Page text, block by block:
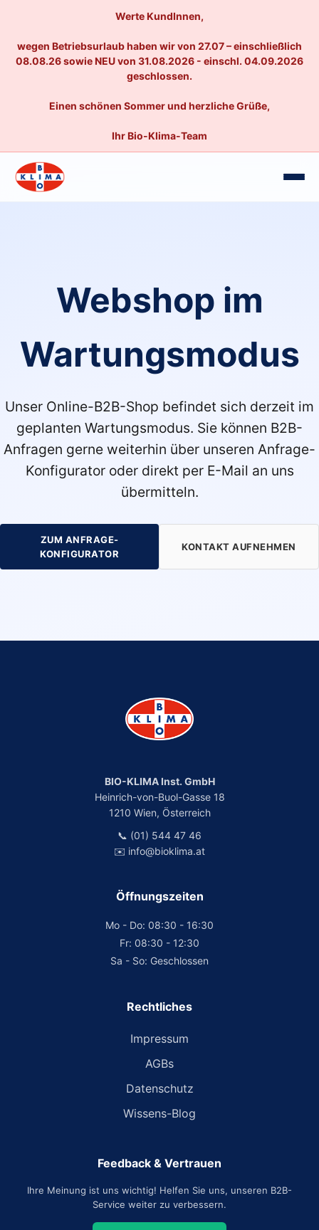
Werte KundInnen,
wegen Betriebsurlaub haben wir von 27.07 – einschließlich
08.08.26 sowie NEU von 31.08.2026 - einschl. 04.09.2026
geschlossen.
Einen schönen Sommer und herzliche Grüße,
Ihr Bio-Klima-Team
Webshop im
Wartungsmodus
Unser Online-B2B-Shop befindet sich derzeit im
geplanten Wartungsmodus. Sie können B2B-
Anfragen gerne weiterhin über unseren Anfrage-
Konfigurator oder direkt per E-Mail an uns
übermitteln.
ZUM ANFRAGE-
KONFIGURATOR
KONTAKT AUFNEHMEN
BIO-KLIMA Inst. GmbH
Heinrich-von-Buol-Gasse 18
1210 Wien, Österreich
📞 (01) 544 47 46
✉️ info@bioklima.at
Öffnungszeiten
Mo - Do: 08:30 - 16:30
Fr: 08:30 - 12:30
Sa - So: Geschlossen
Rechtliches
Impressum
AGBs
Datenschutz
Wissens-Blog
Feedback & Vertrauen
Ihre Meinung ist uns wichtig! Helfen Sie uns, unseren B2B-
Service weiter zu verbessern.